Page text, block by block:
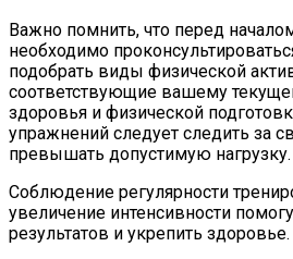
Важно помнить, что перед
необходимо
подобрать виды физической
соответствующие вашему
здоровья и физической
упражнений следует следить за
превышать допустимую нагрузку.
Соблюдение регулярности
увеличение интенсивности
результатов и укрепить здоровье.